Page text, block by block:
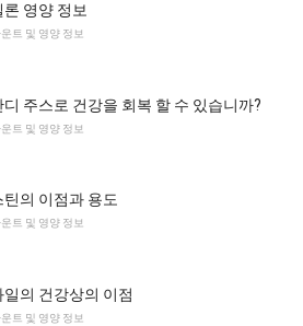
론 영양 정보
트 및 영양 정보
디 주스로 건강을 회복 할 수 있습니까?
트 및 영양 정보
틴의 이점과 용도
트 및 영양 정보
일의 건강상의 이점
트 및 영양 정보